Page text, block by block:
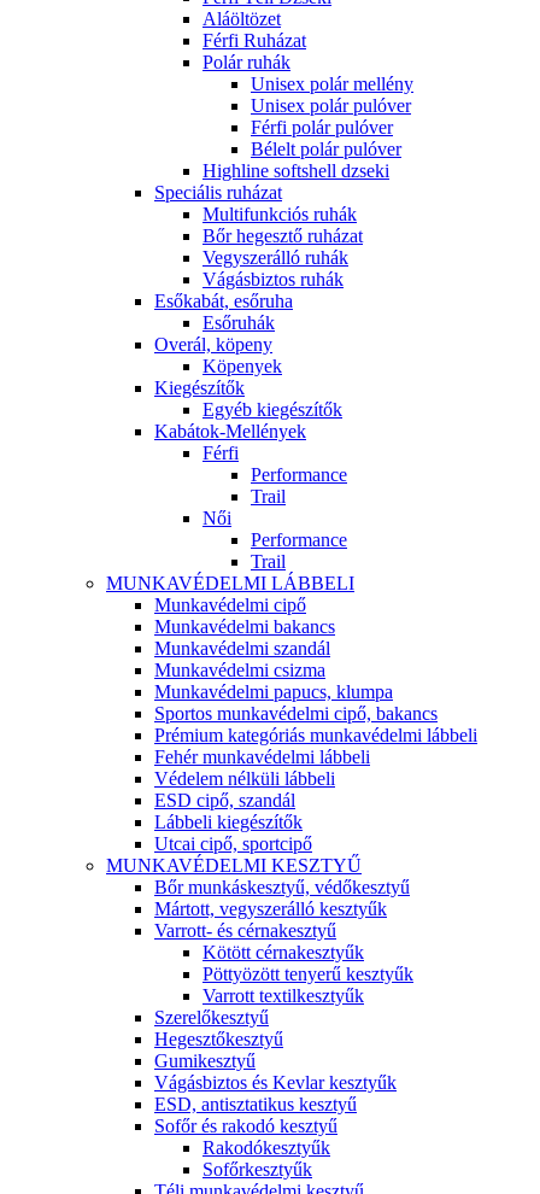
Aláöltözet
Férfi Ruházat
Polár ruhák
Unisex polár mellény
Unisex polár pulóver
Férfi polár pulóver
Bélelt polár pulóver
Highline softshell dzseki
Speciális ruházat
Multifunkciós ruhák
Bőr hegesztő ruházat
Vegyszerálló ruhák
Vágásbiztos ruhák
Esőkabát, esőruha
Esőruhák
Overál, köpeny
Köpenyek
Kiegészítők
Egyéb kiegészítők
Kabátok-Mellények
Férfi
Performance
Trail
Női
Performance
Trail
MUNKAVÉDELMI LÁBBELI
Munkavédelmi cipő
Munkavédelmi bakancs
Munkavédelmi szandál
Munkavédelmi csizma
Munkavédelmi papucs, klumpa
Sportos munkavédelmi cipő, bakancs
Prémium kategóriás munkavédelmi lábbeli
Fehér munkavédelmi lábbeli
Védelem nélküli lábbeli
ESD cipő, szandál
Lábbeli kiegészítők
Utcai cipő, sportcipő
MUNKAVÉDELMI KESZTYŰ
Bőr munkáskesztyű, védőkesztyű
Mártott, vegyszerálló kesztyűk
Varrott- és cérnakesztyű
Kötött cérnakesztyűk
Pöttyözött tenyerű kesztyűk
Varrott textilkesztyűk
Szerelőkesztyű
Hegesztőkesztyű
Gumikesztyű
Vágásbiztos és Kevlar kesztyűk
ESD, antisztatikus kesztyű
Sofőr és rakodó kesztyű
Rakodókesztyűk
Sofőrkesztyűk